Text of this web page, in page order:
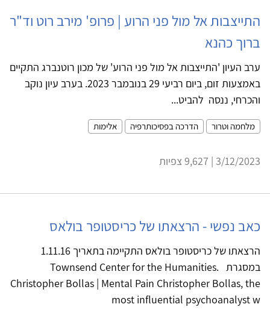
התייצבות אל מול פני הרוע | פרופ' מירב רוט וד"ר
ברוך כהנא
ערב העיון 'התייצבות אל מול פני הרוע' של מכון רוטנברג התקיים
באמצעות זום, ביום רביעי 29 בנובמבר 2023. בערב עיון נוקב
והכרחי, ננסה להביט...
מלחמה וטרור הדרכה בפסיכותרפיה אלימות
3/12/2023 | 9,627 צפיות
כאב נפשי - הרצאתו של כריסטופר בולאס
הרצאתו של כריסטופר בולאס התקיימה בתאריך 1.11.16
במסגרת Townsend Center for the Humanities.
Christopher Bollas | Mental Pain Christopher Bollas, the
most influential psychoanalyst w